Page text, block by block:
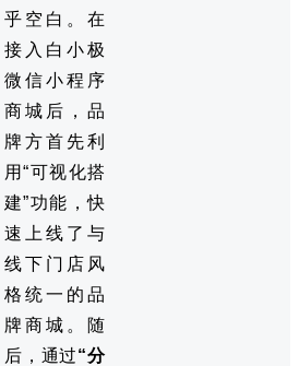
乎空白。在
接入白小极
微信小程序
商城后，品
牌方首先利
用“可视化搭
建”功能，快
速上线了与
线下门店风
格统一的品
牌商城。随
后，通过“分